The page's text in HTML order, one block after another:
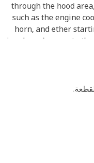
through the hood
such as the engine
horn, and ether
signals and power to
monitoring of
harness ensures
and reliably by
• Provides effective